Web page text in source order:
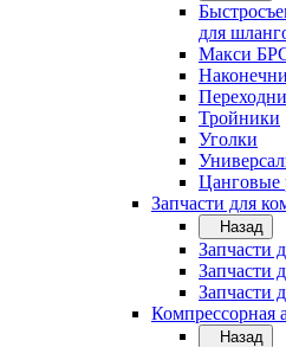
для
Макси
Тройники
Уголки
Цанговые
Запчасти для
Назад
Запчасти
Запчасти
Запчасти
Компрессорная
Назад